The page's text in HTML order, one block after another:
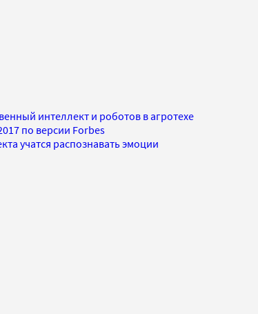
интеллект и роботов в агротехе
по версии Forbes
учатся распознавать эмоции